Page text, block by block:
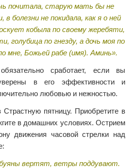
почитала, старую мать бы не
в болезни не покидала, как я о ней
кобыла по своему жеребяти,
голубица по гнезду, а дочь моя по
мне, Божьей рабе (имя). Аминь».
сработает, если вы
в его эффективности и
любовью и нежностью.
пятницу. Приобретите в
в домашних условиях. Острием
движения часовой стрелки над
вертят, ветры поддувают.